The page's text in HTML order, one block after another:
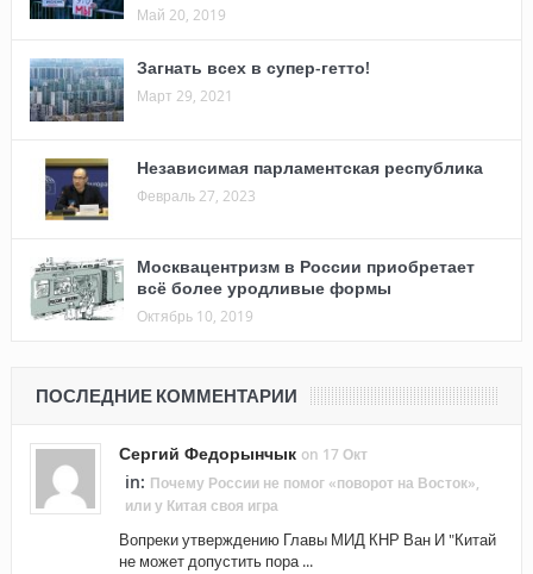
Май 20, 2019
Загнать всех в супер-гетто!
Март 29, 2021
Независимая парламентская республика
Февраль 27, 2023
Москвацентризм в России приобретает
всё более уродливые формы
Октябрь 10, 2019
ПОСЛЕДНИЕ КОММЕНТАРИИ
Сергий Федорынчык on 17 Окт
in: Почему России не помог «поворот на Восток»,
или у Китая своя игра
Вопреки утверждению Главы МИД КНР Ван И "Китай
не может допустить пора ...